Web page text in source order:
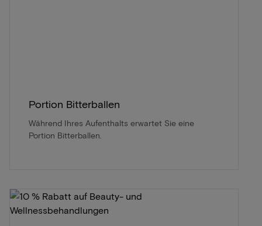
Portion Bitterballen
Während Ihres Aufenthalts erwartet Sie eine
Portion Bitterballen.